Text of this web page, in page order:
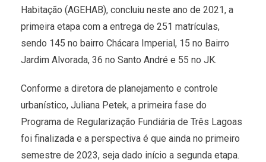
Habitação (AGEHAB), concluiu neste ano de 2021, a
primeira etapa com a entrega de 251 matrículas,
sendo 145 no bairro Chácara Imperial, 15 no Bairro
Jardim Alvorada, 36 no Santo André e 55 no JK.
Conforme a diretora de planejamento e controle
urbanístico, Juliana Petek, a primeira fase do
Programa de Regularização Fundiária de Três Lagoas
foi finalizada e a perspectiva é que ainda no primeiro
semestre de 2023, seja dado início a segunda etapa.